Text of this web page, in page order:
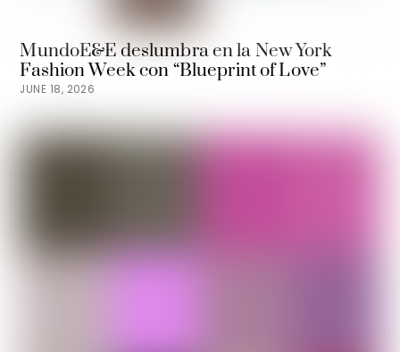
JUNE 18, 2026
MundoE&E deslumbra en la New York
Fashion Week con “Blueprint of Love”